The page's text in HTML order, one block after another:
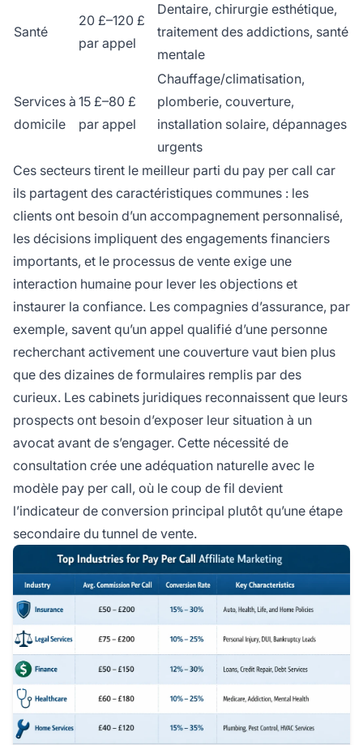
Santé
20 £–120 £
par appel
Dentaire, chirurgie esthétique,
traitement des addictions, santé
mentale
Services à
domicile
15 £–80 £
par appel
Chauffage/climatisation,
plomberie, couverture,
installation solaire, dépannages
urgents
Ces secteurs tirent le meilleur parti du pay per call car
ils partagent des caractéristiques communes : les
clients ont besoin d’un accompagnement personnalisé,
les décisions impliquent des engagements financiers
importants, et le processus de vente exige une
interaction humaine pour lever les objections et
instaurer la confiance. Les compagnies d’assurance, par
exemple, savent qu’un appel qualifié d’une personne
recherchant activement une couverture vaut bien plus
que des dizaines de formulaires remplis par des
curieux. Les cabinets juridiques reconnaissent que leurs
prospects ont besoin d’exposer leur situation à un
avocat avant de s’engager. Cette nécessité de
consultation crée une adéquation naturelle avec le
modèle pay per call, où le coup de fil devient
l’indicateur de conversion principal plutôt qu’une étape
secondaire du tunnel de vente.